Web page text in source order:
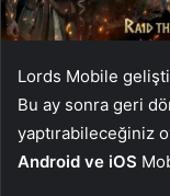
Lords Mobile
Bu ay sonra geri
yaptırabileceğiniz
Android ve iOS